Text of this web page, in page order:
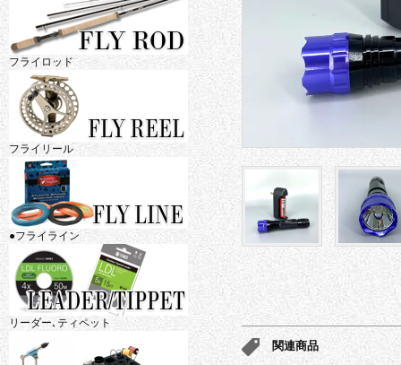
関連商品
フライロッド
フライリール
●フライライン
リーダー､ティペット